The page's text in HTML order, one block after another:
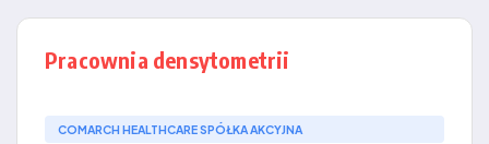
Pracownia densytometrii
COMARCH HEALTHCARE SPÓŁKA AKCYJNA